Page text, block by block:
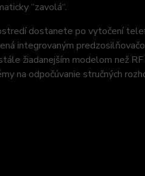
“zavolá“.
dostanete po vytočení
integrovaným
žiadanejším modelom než
na odpočúvanie stručných